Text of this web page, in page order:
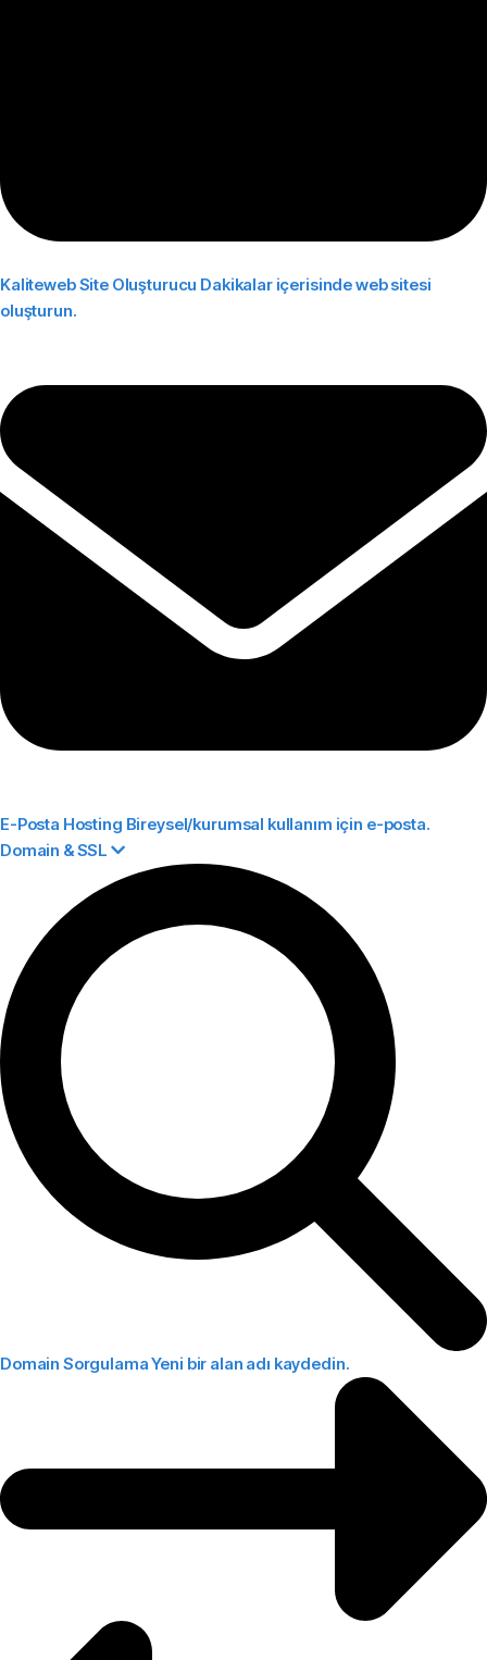
Kaliteweb Site Oluşturucu Dakikalar içerisinde web sitesi
oluşturun.
E-Posta Hosting Bireysel/kurumsal kullanım için e-posta.
Domain & SSL
Domain SorgulamaYeni bir alan adı kaydedin.